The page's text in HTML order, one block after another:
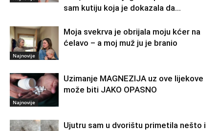
sam kutiju koja je dokazala da...
Najnovije
Moja svekrva je obrijala moju kćer na
ćelavo – a moj muž ju je branio
Najnovije
Uzimanje MAGNEZIJA uz ove lijekove
može biti JAKO OPASNO
Ujutru sam u dvorištu primetila nešto i